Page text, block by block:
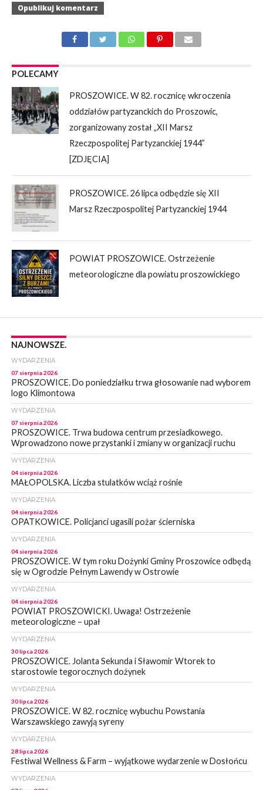
POLECAMY
PROSZOWICE. W 82. rocznicę wkroczenia
oddziałów partyzanckich do Proszowic,
zorganizowany został „XII Marsz
Rzeczpospolitej Partyzanckiej 1944”
[ZDJĘCIA]
PROSZOWICE. 26 lipca odbędzie się XII
Marsz Rzeczpospolitej Partyzanckiej 1944
POWIAT PROSZOWICE. Ostrzeżenie
meteorologiczne dla powiatu proszowickiego
NAJNOWSZE.
WYDARZENIA
07 sierpnia 2026
PROSZOWICE. Do poniedziałku trwa głosowanie nad wyborem
logo Klimontowa
WYDARZENIA
07 sierpnia 2026
PROSZOWICE. Trwa budowa centrum przesiadkowego.
Wprowadzono nowe przystanki i zmiany w organizacji ruchu
WYDARZENIA
04 sierpnia 2026
MAŁOPOLSKA. Liczba stulatków wciąż rośnie
WYDARZENIA
04 sierpnia 2026
OPATKOWICE. Policjanci ugasili pożar ścierniska
WYDARZENIA
04 sierpnia 2026
PROSZOWICE. W tym roku Dożynki Gminy Proszowice odbędą
się w Ogrodzie Pełnym Lawendy w Ostrowie
WYDARZENIA
04 sierpnia 2026
POWIAT PROSZOWICKI. Uwaga! Ostrzeżenie
meteorologiczne – upał
WYDARZENIA
30 lipca 2026
PROSZOWICE. Jolanta Sekunda i Sławomir Wtorek to
starostowie tegorocznych dożynek
WYDARZENIA
30 lipca 2026
PROSZOWICE. W 82. rocznicę wybuchu Powstania
Warszawskiego zawyją syreny
WYDARZENIA
28 lipca 2026
Festiwal Wellness & Farm – wyjątkowe wydarzenie w Dosłońcu
WYDARZENIA